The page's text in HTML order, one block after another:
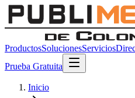
ProductosSolucionesServicios
Prueba Gratuita
Inicio